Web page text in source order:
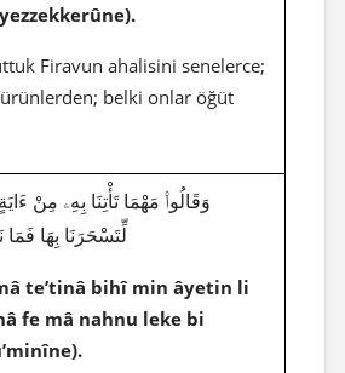
Firavun ahalisini senelerce;
belki onlar öğüt
لِّتَسْحَرَنَا بِهَا
te’tinâ bihî min âyetin li
fe mâ nahnu leke bi